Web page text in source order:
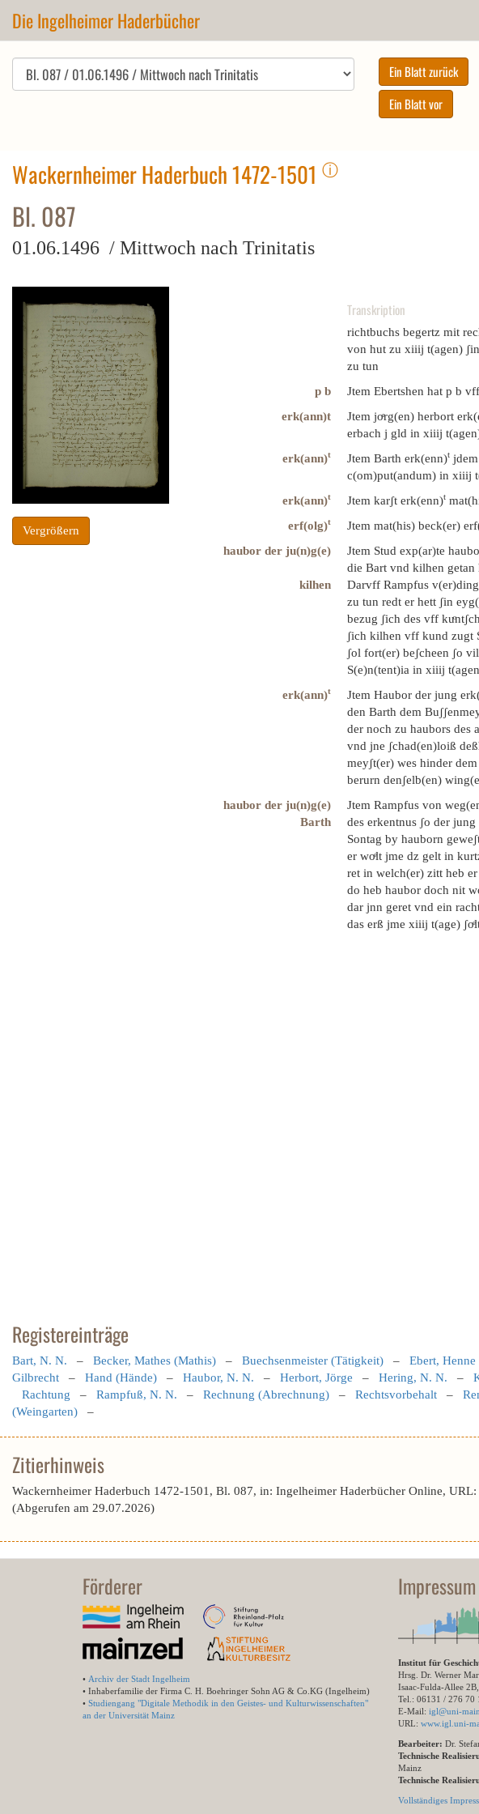
Die Ingelheimer Haderbücher
Wackernheimer Haderbuch 1472-1501 ⓘ
Bl. 087
01.06.1496 / Mittwoch nach Trinitatis
Vergrößern
Transkription
richtbuchs begertz mit
von hut zu xiiij t(agen)
zu tun
p b
Jtem Ebertshen hat p b
erk(ann)t
Jtem joͤrg(en) herbort
erbach j gld in xiiij
erk(ann)t Jtem Barth erk(enn)t
c(om)put(andum) in xiiij
erk(ann)t Jtem karʃt erk(enn)t
erf(olg)t Jtem mat(his) beck(er)
haubor der ju(n)g(e)
Jtem Stud exp(ar)te
die Bart vnd kilhen getan
kilhen
Darvff Rampfus
zu tun redt er hett ʃin
bezug ʃich des vff
ʃich kilhen vff kund zugt
ʃol fort(er) beʃcheen ʃo
S(e)n(tent)ia in xiiij
erk(ann)t Jtem Haubor der jung
den Barth dem
der noch zu haubors des
vnd jne ʃchad(en)loiß
meyʃt(er) wes hinder
berurn denʃelb(en)
haubor der ju(n)g(e)
Jtem Rampfus von
Barth
des erkentnus ʃo der
Sontag by hauborn
er woͤlt jme dz gelt in
ret in welch(er) zitt heb
do heb haubor doch nit
dar jnn geret vnd ein
das erß jme xiiij t(age)
Registereinträge
Bart, N. N. – Becker, Mathes (Mathis) – Buechsenmeister (Tätigkeit) – Ebert,
Gilbrecht – Hand (Hände) – Haubor, N. N. – Herbort, Jörge – Hering, N. N. –
Rachtung – Rampfuß, N. N. – Rechnung (Abrechnung) – Rechtsvorbehalt –
(Weingarten) –
Zitierhinweis
Wackernheimer Haderbuch 1472-1501, Bl. 087, in: Ingelheimer Haderbücher Online,
(Abgerufen am 29.07.2026)
Förderer
• Archiv der Stadt Ingelheim
• Inhaberfamilie der Firma C. H. Boehringer Sohn AG & Co.KG (Ingelheim)
• Studiengang "Digitale Methodik in den Geistes- und Kulturwissenschaften"
an der Universität Mainz
Impressum
Institut für
Hrsg. Dr. Werner
Isaac-Fulda-Allee
Tel.: 06131 / 276 70
E-Mail: igl@uni-
URL: www.igl.uni-
Bearbeiter: Dr.
Technische
Mainz
Technische
Vollständiges